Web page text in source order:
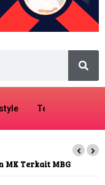
Tech
MK Terkait MBG